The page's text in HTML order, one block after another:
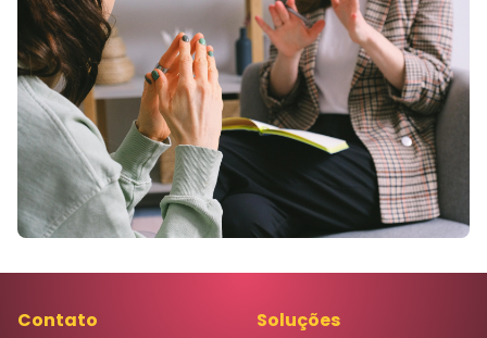
Contato
Soluções